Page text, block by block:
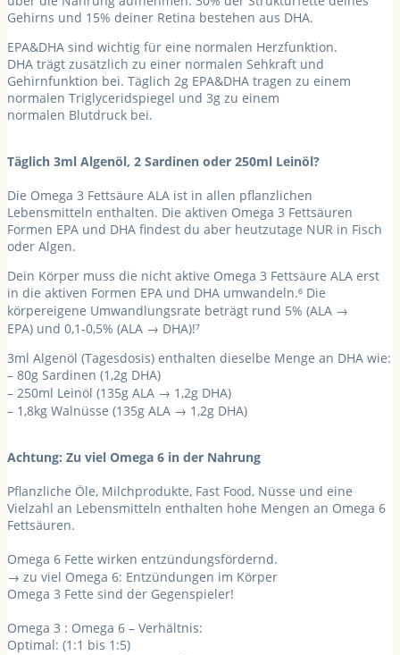
Gehirns und 15% deiner Retina bestehen aus DHA.
EPA&DHA sind wichtig für eine normalen Herzfunktion.
DHA trägt zusätzlich zu einer normalen Sehkraft und
Gehirnfunktion bei. Täglich 2g EPA&DHA tragen zu einem
normalen Triglyceridspiegel und 3g zu einem
normalen Blutdruck bei.
Täglich 3ml Algenöl, 2 Sardinen oder 250ml Leinöl?
Die Omega 3 Fettsäure ALA ist in allen pflanzlichen
Lebensmitteln enthalten. Die aktiven Omega 3 Fettsäuren
Formen EPA und DHA findest du aber heutzutage NUR in Fisch
oder Algen.
Dein Körper muss die nicht aktive Omega 3 Fettsäure ALA erst
in die aktiven Formen EPA und DHA umwandeln.⁶ Die
körpereigene Umwandlungsrate beträgt rund 5% (ALA →
EPA) und 0,1-0,5% (ALA → DHA)!⁷
3ml Algenöl (Tagesdosis) enthalten dieselbe Menge an DHA wie:
– 80g Sardinen (1,2g DHA)
– 250ml Leinöl (135g ALA → 1,2g DHA)
– 1,8kg Walnüsse (135g ALA → 1,2g DHA)
Achtung: Zu viel Omega 6 in der Nahrung
Pflanzliche Öle, Milchprodukte, Fast Food, Nüsse und eine
Vielzahl an Lebensmitteln enthalten hohe Mengen an Omega 6
Fettsäuren.
Omega 6 Fette wirken entzündungsfördernd.
→ zu viel Omega 6: Entzündungen im Körper
Omega 3 Fette sind der Gegenspieler!
Omega 3 : Omega 6 – Verhältnis:
Optimal: (1:1 bis 1:5)